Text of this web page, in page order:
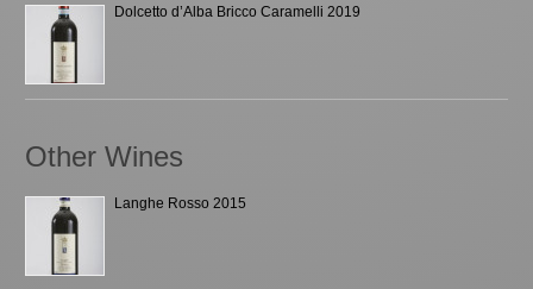
Dolcetto d’Alba Bricco Caramelli 2019
Other Wines
Langhe Rosso 2015